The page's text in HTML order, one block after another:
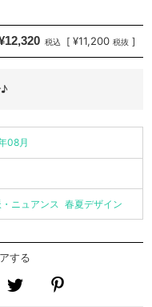
税込 [ ¥11,200 税抜 ]
♪
08月
ニュアンス 春夏デザイン
する